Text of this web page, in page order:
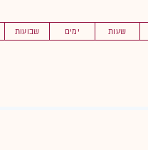
שבועות ימים שעות